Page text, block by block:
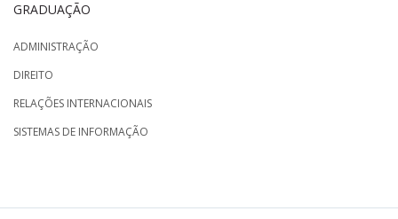
GRADUAÇÃO
ADMINISTRAÇÃO
DIREITO
RELAÇÕES INTERNACIONAIS
SISTEMAS DE INFORMAÇÃO